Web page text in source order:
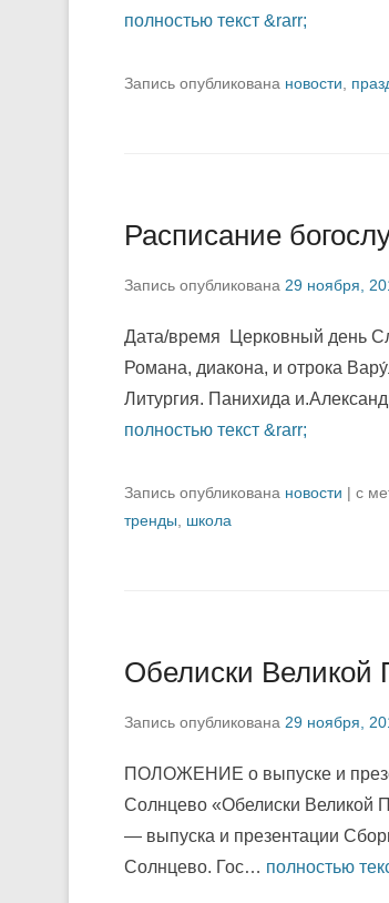
полностью текст &rarr;
Запись опубликована новости
Расписание
Запись опубликована 29 ноября,
Дата/время Церковный день
Романа, диакона, и отрока
Литургия. Панихида
полностью текст &rarr;
Запись опубликована новости | с
тренды
школа
Обелиски Великой
Запись опубликована 29 ноября,
ПОЛОЖЕНИЕ о выпуске и
Солнцево «Обелиски Великой
— выпуска и презентации
Солнцево. Гос… полностью